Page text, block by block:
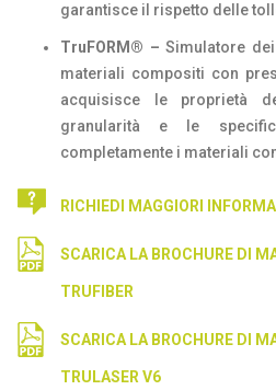
garantisce il rispetto delle
TruFORM® –Simulatore
materiali compositi con
acquisisce le proprietà
granularità e le
completamente i materiali
RICHIEDI MAGGIORI
SCARICA LA BROCHURE DI
TRUFIBER
SCARICA LA BROCHURE DI
TRULASER V6